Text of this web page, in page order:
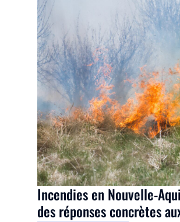
Incendies en Nouvelle-
des réponses concrètes